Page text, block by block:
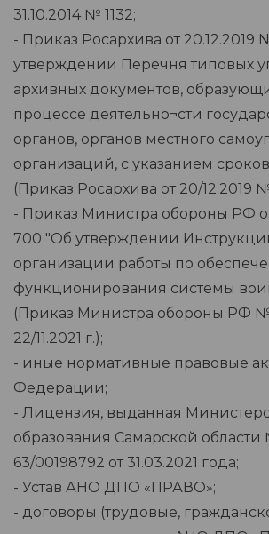
31.10.2014 № 1132;
- Приказ Росархива от 20.12.2019
утверждении Перечня типовых
архивных документов,
процессе деятельно¬сти
органов, органов местного
организаций, с указанием
(Приказ Росархива от 20/12.2019
- Приказ Министра обороны РФ от
700 "Об утверждении
организации работы по
функционирования системы
(Приказ Министра обороны РФ
22/11.2021 г.);
- иные нормативные правовые
Федерации;
- Лицензия, выданная
образования Самарской области
63/00198792 от 31.03.2021 года;
- Устав АНО ДПО «ПРАВО»;
- договоры (трудовые,